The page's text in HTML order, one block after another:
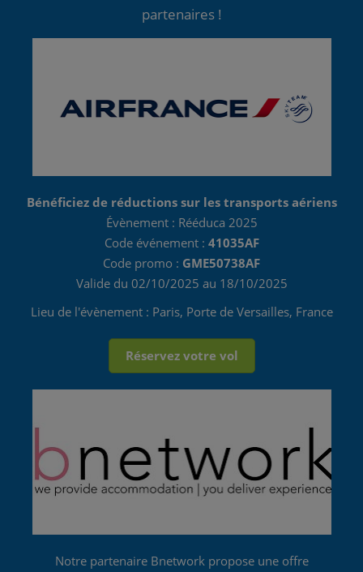
partenaires !
Bénéficiez de réductions sur les transports aériens
Évènement : Rééduca 2025
Code événement : 41035AF
Code promo : GME50738AF
Valide du 02/10/2025 au 18/10/2025
Lieu de l'évènement : Paris, Porte de Versailles, France
Réservez votre vol
Notre partenaire Bnetwork propose une offre